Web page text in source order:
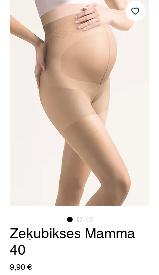
Zeķubikses Mamma
40
9,90 €Cena